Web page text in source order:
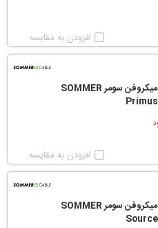
افزودن به مقایسه
کابل میکروفن سومر SOMMER
افزودن به مقایسه
کابل میکروفن سومر SOMMER